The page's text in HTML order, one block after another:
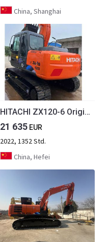
China, Shanghai
HITACHI ZX120-6 Original Japan Surplus Hitachi ZX120-6 for Sale
21 635 EUR
2022, 1352 Std.
China, Hefei